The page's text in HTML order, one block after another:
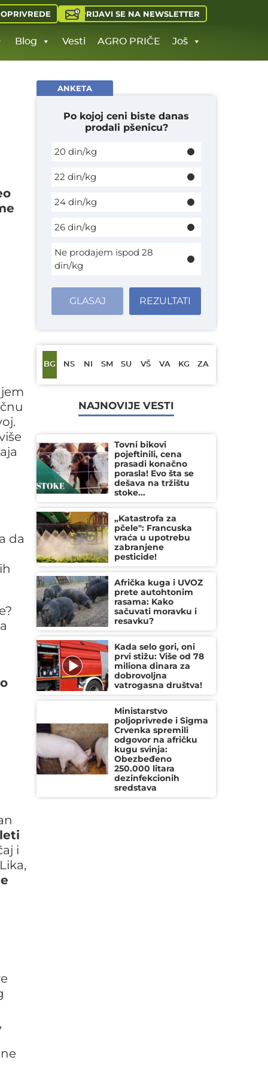
PRIJAVI SE NA NEWSLETTER
Blog Vesti AGRO PRIČE Još
da
i
ANKETA
Po kojoj ceni biste danas
prodali pšenicu?
20 din/kg
22 din/kg
24 din/kg
26 din/kg
Ne prodajem ispod 28
din/kg
GLASAJ REZULTATI
BG NS NI SM SU VŠ VA KG ZA
NAJNOVIJE VESTI
Tovni bikovi
pojeftinili, cena
prasadi konačno
porasla! Evo šta se
dešava na tržištu
stoke...
„Katastrofa za
pčele": Francuska
vraća u upotrebu
zabranjene
pesticide!
Afrička kuga i UVOZ
prete autohtonim
rasama: Kako
sačuvati moravku i
resavku?
Kada selo gori, oni
prvi stižu: Više od 78
miliona dinara za
dobrovoljna
vatrogasna društva!
Ministarstvo
poljoprivrede i Sigma
Crvenka spremili
odgovor na afričku
kugu svinja:
Obezbeđeno
250.000 litara
dezinfekcionih
sredstava